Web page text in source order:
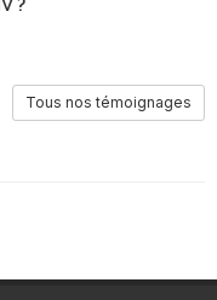
Tous nos témoignages